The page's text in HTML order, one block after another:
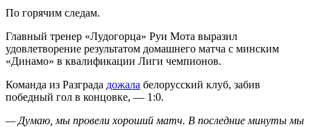
По горячим следам.
Главный тренер «Лудогорца» Руи Мота выразил
удовлетворение результатом домашнего матча с минским
«Динамо» в квалификации Лиги чемпионов.
Команда из Разграда дожала белорусский клуб, забив
победный гол в концовке, — 1:0.
— Думаю, мы провели хороший матч. В последние минуты мы